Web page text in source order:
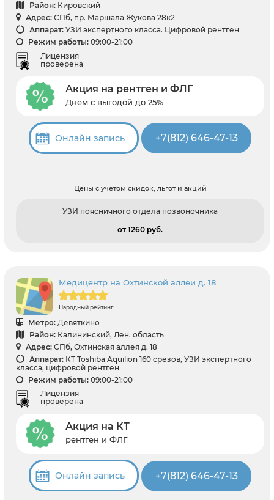
Район: Кировский
Адрес: СПб, пр. Маршала Жукова 28к2
Аппарат: УЗИ экспертного класса. Цифровой рентген
Режим работы: 09:00-21:00
Лицензия
проверена
Акция на рентген и ФЛГ
Днем с выгодой до 25%
Онлайн запись +7(812) 646-47-13
Цены с учетом скидок, льгот и акций
УЗИ поясничного отдела позвоночника
от 1260 pуб.
Медицентр на Охтинской аллеи д. 18
Народный рейтинг
Метро: Девяткино
Район: Калининский, Лен. область
Адрес: СПб, Охтинская аллея д. 18
Аппарат: КТ Toshiba Aquilion 160 срезов, УЗИ экспертного
класса, цифровой рентген
Режим работы: 09:00-21:00
Лицензия
проверена
Акция на КТ
рентген и ФЛГ
Онлайн запись +7(812) 646-47-13